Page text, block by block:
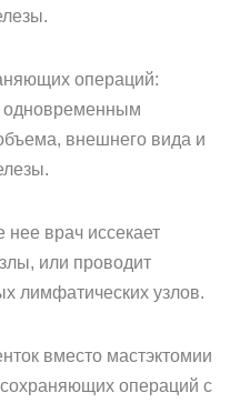
операций:
одновременным
внешнего вида и
врач иссекает
или проводит
лимфатических узлов.
вместо мастэктомии
операций с